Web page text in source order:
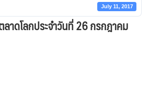
July 11, 2017
ลาดโลกประจำวันที่ 26 กรกฎาคม